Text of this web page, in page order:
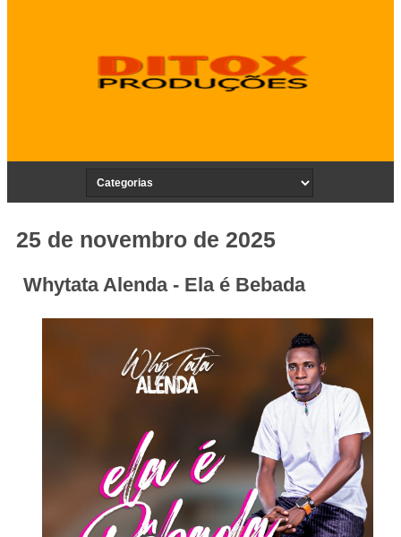
25 de novembro de 2025
Whytata Alenda - Ela é Bebada